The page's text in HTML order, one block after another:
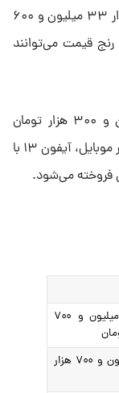
قیمت شیائومی ۱۴T نیز از سوی فروشندگان بازار ۳۳ میلیون و ۶۰۰
رنج قیمت می‌توانند
کف قیمت آیفون ۱۶ معمولی به ۸۰ میلیون و ۳۰۰ هزار تومان
رسیده است. ارزان‌ترین نسخه آیفون ۱۳ در بازار موبایل، آیفون ۱۳ با
شش میلیون و ۷۰۰
۱۱ میلیون و ۷۰۰ هزار